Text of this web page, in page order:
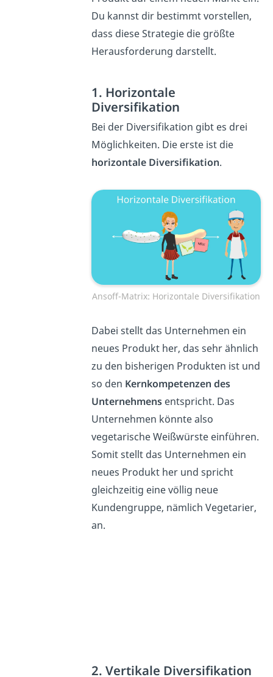
Du kannst dir bestimmt vorstellen,
dass diese Strategie die größte
Herausforderung darstellt.
1. Horizontale
Diversifikation
Bei der Diversifikation gibt es drei
Möglichkeiten. Die erste ist die
horizontale Diversifikation.
Ansoff-Matrix: Horizontale Diversifikation
Dabei stellt das Unternehmen ein
neues Produkt her, das sehr ähnlich
zu den bisherigen Produkten ist und
so den Kernkompetenzen des
Unternehmensentspricht. Das
Unternehmen könnte also
vegetarische Weißwürste einführen.
Somit stellt das Unternehmen ein
neues Produkt her und spricht
gleichzeitig eine völlig neue
Kundengruppe, nämlich Vegetarier,
an.
2. Vertikale Diversifikation